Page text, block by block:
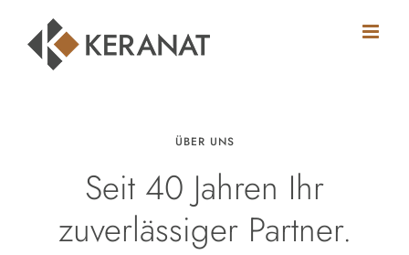
Inhalt
springen
ÜBER UNS
Seit 40 Jahren Ihr
zuverlässiger Partner.